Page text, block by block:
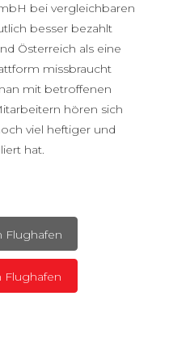
bei vergleichbaren
besser bezahlt
Österreich als eine
missbraucht
mit betroffenen
hören sich
viel heftiger und
hat.
Flughafen
Flughafen